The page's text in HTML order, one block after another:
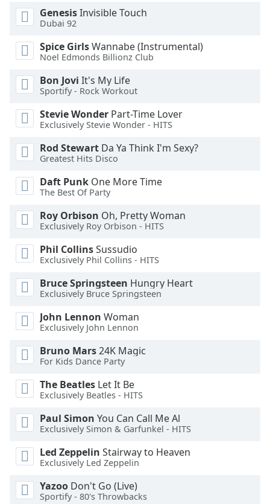
GenesisInvisible Touch
Dubai 92
Spice GirlsWannabe (Instrumental)
Noel Edmonds Billionz Club
Bon Jovi It's My Life
Sportify - Rock Workout
Stevie Wonder Part-Time Lover
Exclusively Stevie Wonder - HITS
Rod Stewart Da Ya Think I'm Sexy?
Greatest Hits Disco
Daft Punk One More Time
The Best Of Party
Roy Orbison Oh, Pretty Woman
Exclusively Roy Orbison - HITS
Phil CollinsSussudio
Exclusively Phil Collins - HITS
Bruce Springsteen Hungry Heart
Exclusively Bruce Springsteen
John Lennon Woman
Exclusively John Lennon
Bruno Mars24K Magic
For Kids Dance Party
The Beatles Let It Be
Exclusively Beatles - HITS
Paul Simon You Can Call Me Al
Exclusively Simon & Garfunkel - HITS
Led Zeppelin Stairway to Heaven
Exclusively Led Zeppelin
Yazoo Don't Go (Live)
Sportify - 80's Throwbacks